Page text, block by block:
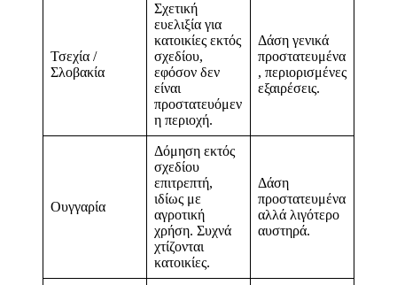
Τσεχία /
Σλοβακία
Σχετική
ευελιξία για
κατοικίες εκτός
σχεδίου,
εφόσον δεν
είναι
προστατευόμεν
η περιοχή.
Δάση γενικά
προστατευμένα
, περιορισμένες
εξαιρέσεις.
Ουγγαρία
Δόμηση εκτός
σχεδίου
επιτρεπτή,
ιδίως με
αγροτική
χρήση. Συχνά
χτίζονται
κατοικίες.
Δάση
προστατευμένα
αλλά λιγότερο
αυστηρά.